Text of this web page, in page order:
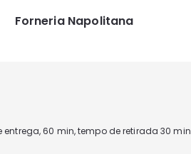
Forneria Napolitana
entrega, 60 min, tempo de retirada 30 min